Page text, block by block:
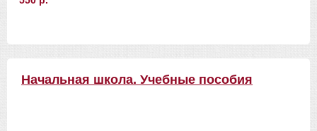
Начальная школа. Учебные пособия